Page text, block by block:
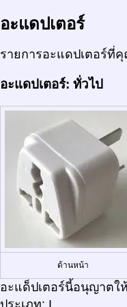
อะแดปเตอร์
รายการอะแดปเตอร์ที่
อะแดปเตอร์: ทั่วไป
ด้านหน้า
อะแด็ปเตอร์นี้อนุญาตให้